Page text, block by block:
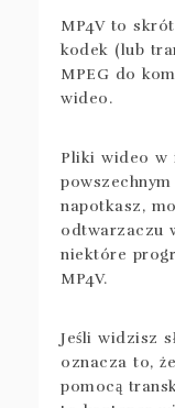
MP4V to
kodek (lub
MPEG do
wideo.
Pliki wideo w
napotkasz,
odtwarzaczu
niektóre
MP4V.
Jeśli widzisz
oznacza to,
pomocą